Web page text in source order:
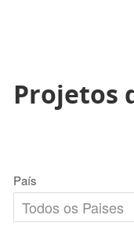
Projetos
País